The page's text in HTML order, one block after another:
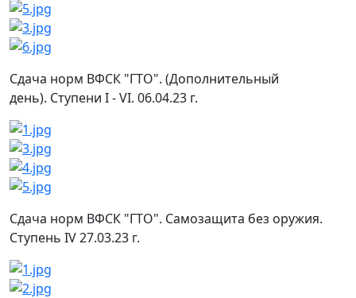
Сдача норм ВФСК "ГТО". (Дополнительный
день). Ступени I - VI. 06.04.23 г.
Сдача норм ВФСК "ГТО". Самозащита без оружия.
Ступень IV 27.03.23 г.